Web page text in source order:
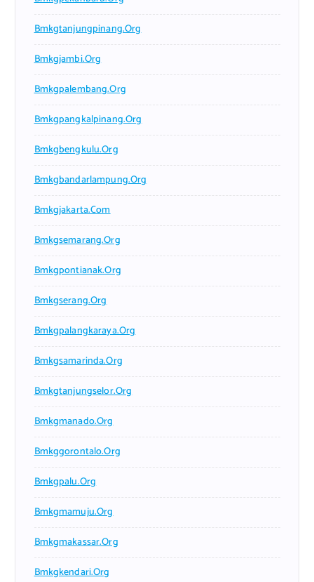
Bmkgtanjungpinang.org
Bmkgjambi.org
Bmkgpalembang.org
Bmkgpangkalpinang.org
Bmkgbengkulu.org
Bmkgbandarlampung.org
Bmkgjakarta.com
Bmkgsemarang.org
Bmkgpontianak.org
Bmkgserang.org
Bmkgpalangkaraya.org
Bmkgsamarinda.org
Bmkgtanjungselor.org
Bmkgmanado.org
Bmkggorontalo.org
Bmkgpalu.org
Bmkgmamuju.org
Bmkgmakassar.org
Bmkgkendari.org